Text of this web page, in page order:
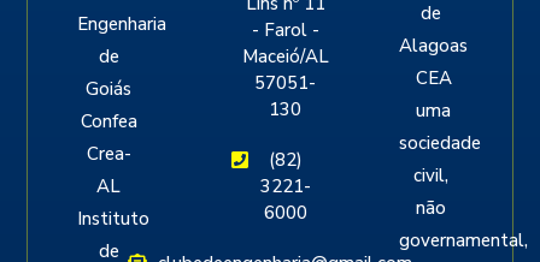
Engenharia
de
Goiás
Confea
Crea-
AL
Instituto
de
- Farol -
Maceió/AL
57051-
130
(82)
3221-
6000
de
Alagoas
CEA
uma
sociedade
civil,
não
governamental,